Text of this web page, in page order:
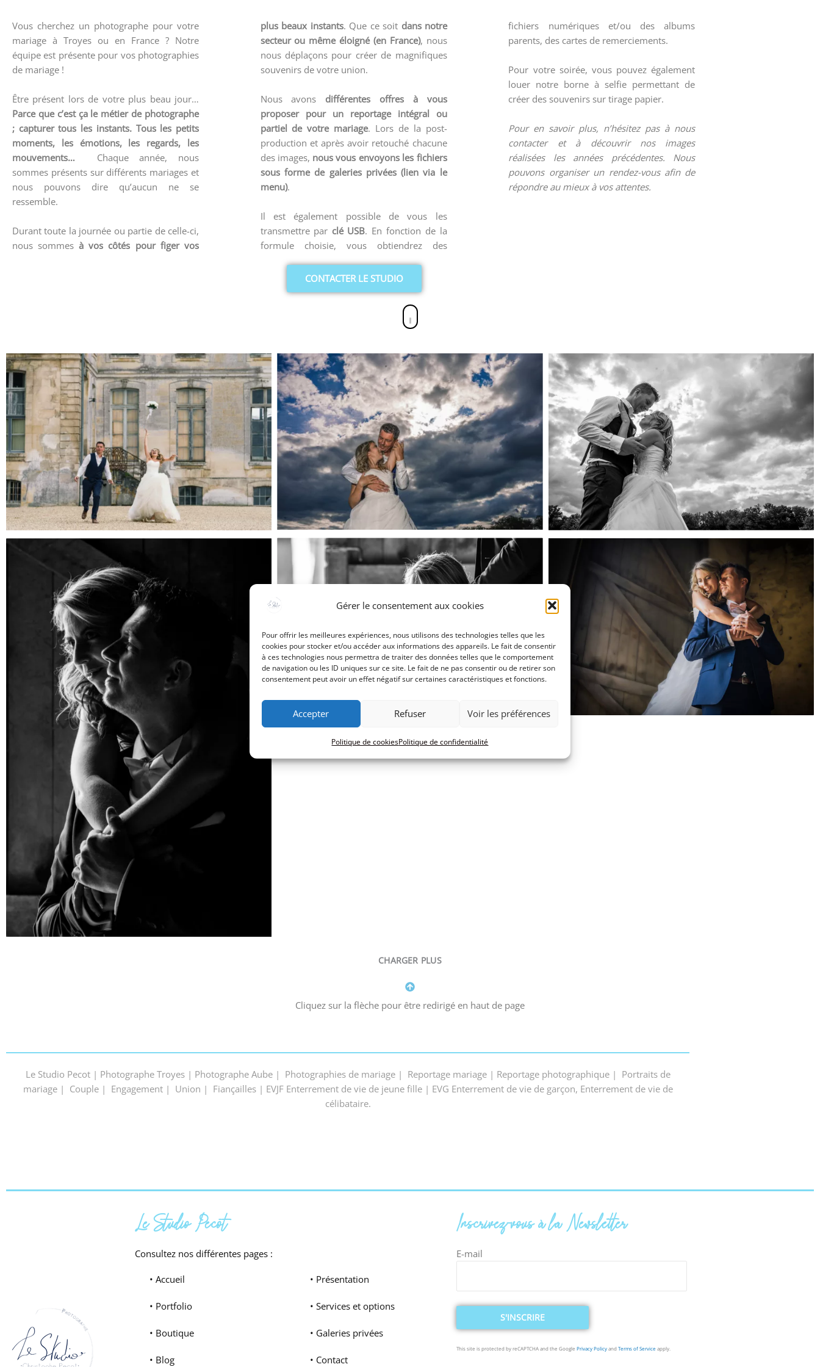
Gérer le consentement aux cookies
Pour offrir les meilleures expériences, nous utilisons des technologies telles que les
cookies pour stocker et/ou accéder aux informations des appareils. Le fait de consentir
à ces technologies nous permettra de traiter des données telles que le comportement
de navigation ou les ID uniques sur ce site. Le fait de ne pas consentir ou de retirer son
consentement peut avoir un effet négatif sur certaines caractéristiques et fonctions.
Accepter Refuser Voir les préférences
Politique de cookiesPolitique de confidentialité
Vous cherchez un photographe pour votre
mariage à Troyes ou en France ? Notre
équipe est présente pour vos photographies
de mariage !
Être présent lors de votre plus beau jour…
Parce que c’est ça le métier de photographe
; capturer tous les instants. Tous les petits
moments, les émotions, les regards, les
mouvements… Chaque année, nous
sommes présents sur différents mariages et
nous pouvons dire qu’aucun ne se
ressemble.
Durant toute la journée ou partie de celle-ci,
nous sommes à vos côtés pour figer vos
plus beaux instants. Que ce soit dans notre
secteur ou même éloigné (en France), nous
nous déplaçons pour créer de magnifiques
souvenirs de votre union.
Nous avons différentes offres à vous
proposer pour un reportage intégral ou
partiel de votre mariage. Lors de la post-
production et après avoir retouché chacune
des images, nous vous envoyons les fichiers
sous forme de galeries privées (lien via le
menu).
Il est également possible de vous les
transmettre par clé USB. En fonction de la
formule choisie, vous obtiendrez des
fichiers numériques et/ou des albums
parents, des cartes de remerciements.
Pour votre soirée, vous pouvez également
louer notre borne à selfie permettant de
créer des souvenirs sur tirage papier.
Pour en savoir plus, n’hésitez pas à nous
contacter et à découvrir nos images
réalisées les années précédentes. Nous
pouvons organiser un rendez-vous afin de
répondre au mieux à vos attentes.
CONTACTER LE STUDIO
CHARGER PLUS
Cliquez sur la flèche pour être redirigé en haut de page
Le Studio Pecot | Photographe Troyes | Photographe Aube | Photographies de mariage | Reportage mariage | Reportage photographique | Portraits de
mariage | Couple | Engagement | Union | Fiançailles | EVJF Enterrement de vie de jeune fille | EVG Enterrement de vie de garçon, Enterrement de vie de
célibataire.
Le Studio Pecot
Consultez nos différentes pages :
• Accueil • Présentation
• Portfolio • Services et options
• Boutique • Galeries privées
• Blog • Contact
Inscrivez-vous à la Newsletter
E-mail
This site is protected by reCAPTCHA and the GooglePrivacy PolicyandTerms of Service apply.